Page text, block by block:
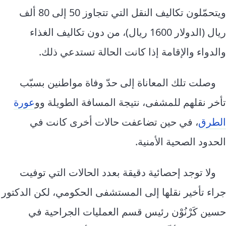
ويتحمّلون تكاليف النقل التي تتجاوز 50 إلى 80 ألف
ريال (الدولار 1600 ريال)، من دون تكاليف الغذاء
والدواء والإقامة إذا كانت الحالة تستدعي ذلك.
وصلت تلك المعاناة إلى حدّ وفاة مواطنين بسبّب
تأخر نقلهم للمشفى، نتيجة المسافة الطويلة ووعورة
الطرق، في حين تضاعفت حالات أخرى كانت في
الحدود الصحية الأمنية.
ولا توجد إحصائية دقيقة بعدد الحالات التي توفيت
جراء تأخير نقلها إلى المستشفى الحكومي، لكن الدكتور
حسين كَرْنُوْن رئيس قسم العمليات الجراحية في